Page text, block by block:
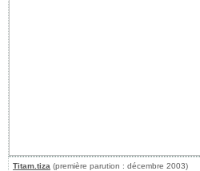
Titam.tiza (première parution : décembre 2003)